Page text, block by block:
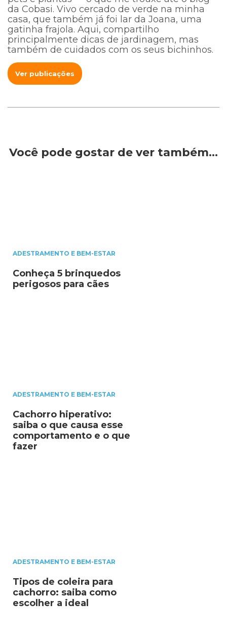
da Cobasi. Vivo cercado de verde na minha
casa, que também já foi lar da Joana, uma
gatinha frajola. Aqui, compartilho
principalmente dicas de jardinagem, mas
também de cuidados com os seus bichinhos.
Ver publicações
Você pode gostar de ver também…
ADESTRAMENTO E BEM-ESTAR
Conheça 5 brinquedos
perigosos para cães
ADESTRAMENTO E BEM-ESTAR
Cachorro hiperativo:
saiba o que causa esse
comportamento e o que
fazer
ADESTRAMENTO E BEM-ESTAR
Tipos de coleira para
cachorro: saiba como
escolher a ideal